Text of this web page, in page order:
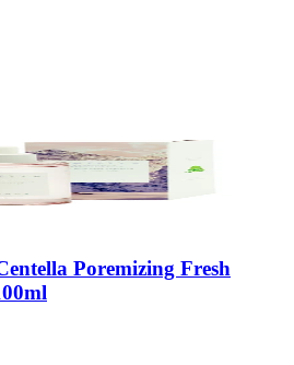
Poremizing Fresh